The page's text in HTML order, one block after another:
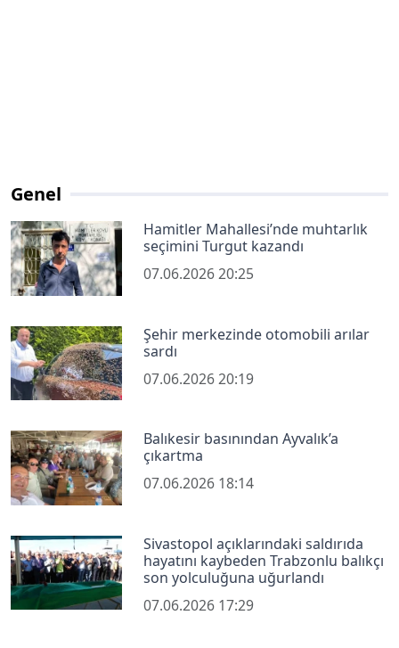
Genel
Hamitler Mahallesi’nde muhtarlık
seçimini Turgut kazandı
07.06.2026 20:25
Şehir merkezinde otomobili arılar
sardı
07.06.2026 20:19
Balıkesir basınından Ayvalık’a
çıkartma
07.06.2026 18:14
Sivastopol açıklarındaki saldırıda
hayatını kaybeden Trabzonlu balıkçı
son yolculuğuna uğurlandı
07.06.2026 17:29